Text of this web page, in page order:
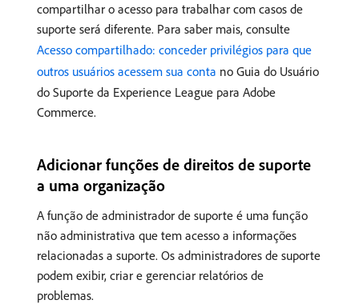
compartilhar o acesso para trabalhar com casos de
suporte será diferente. Para saber mais, consulte
Acesso compartilhado: conceder privilégios para que
outros usuários acessem sua conta no Guia do Usuário
do Suporte da Experience League para Adobe
Commerce.
Adicionar funções de direitos de suporte
a uma organização
A função de administrador de suporte é uma função
não administrativa que tem acesso a informações
relacionadas a suporte. Os administradores de suporte
podem exibir, criar e gerenciar relatórios de
problemas.